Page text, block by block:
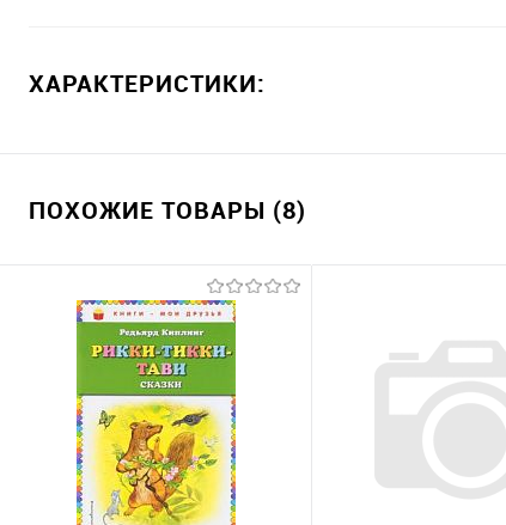
ХАРАКТЕРИСТИКИ:
ПОХОЖИЕ ТОВАРЫ (8)